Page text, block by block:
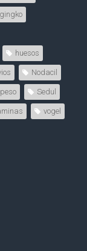
gingko
huesos
Nodacil
peso Sedul
vogel